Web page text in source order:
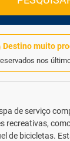
Destino muito
nos
de serviço
recreativas,
de bicicletas.